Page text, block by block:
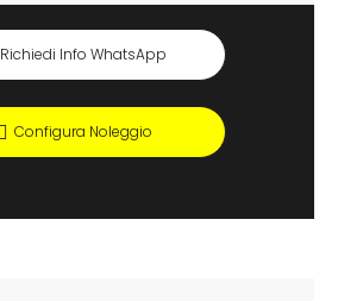
Richiedi Info WhatsApp
Configura Noleggio